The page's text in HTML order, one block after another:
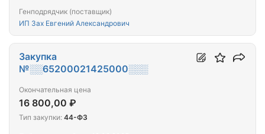
Генподрядчик (поставщик)
ИП Зах Евгений Александрович
Закупка
№░░65200021425000░░░
Окончательная цена
16 800,00 ₽
Тип закупки: 44-ФЗ